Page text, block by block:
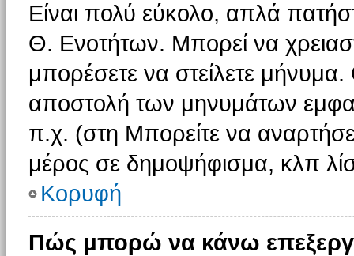
Είναι πολύ εύκολο, απλά
Θ. Ενοτήτων. Μπορεί να
μπορέσετε να στείλετε μήνυμα.
αποστολή των μηνυμάτων
π.χ. (στη Μπορείτε να
μέρος σε δημοψήφισμα, κλπ
Κορυφή
Πώς μπορώ να κάνω